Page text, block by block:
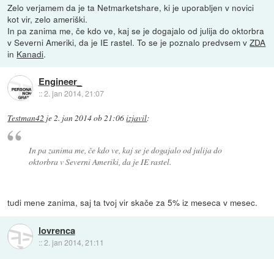
Zelo verjamem da je ta Netmarketshare, ki je uporabljen v novici
kot vir, zelo ameriški.
In pa zanima me, če kdo ve, kaj se je dogajalo od julija do oktorbra
v Severni Ameriki, da je IE rastel. To se je poznalo predvsem vZDA
in Kanadi.
Engineer_
::2. jan 2014, 21:07
Testman42 je2. jan 2014 ob 21:06izjavil:
In pa zanima me, če kdo ve, kaj se je dogajalo od julija do
oktorbra v Severni Ameriki, da je IE rastel.
tudi mene zanima, saj ta tvoj vir skače za 5% iz meseca v mesec.
lovrenca
::2. jan 2014, 21:11